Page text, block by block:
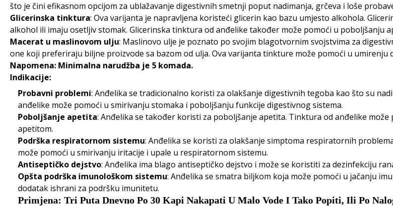
što je čini efikasnom opcijom za ublažavanje digestivnih smetnji poput nadimanja, grčeva i loše
Glicerinska tinktura: Ova varijanta je napravljena koristeći glicerin kao bazu umjesto alkohola.
alkohol ili imaju osetljiv stomak. Glicerinska tinktura od anđelike također može pomoći u poboljšanju
Macerat u maslinovom ulju: Maslinovo ulje je poznato po svojim blagotvornim svojstvima za
one koji preferiraju biljne proizvode sa bazom od ulja. Ova varijanta tinkture može pomoći u
Napomena: Minimalna narudžba je 5 komada.
Indikacije:
Probavni problemi: Anđelika se tradicionalno koristi za olakšanje digestivnih tegoba kao što su
anđelike može pomoći u smirivanju stomaka i poboljšanju funkcije digestivnog sistema.
Poboljšanje apetita: Anđelika se također koristi za poboljšanje apetita. Tinktura od anđelike
apetitom.
Podrška respiratornom sistemu: Anđelika se koristi za olakšanje simptoma respiratornih
može pomoći u smirivanju iritacije i upale u respiratornom sistemu.
Antiseptičko dejstvo: Anđelika ima blago antiseptičko dejstvo i može se koristiti za dezinfekciju
Opšta podrška imunološkom sistemu: Anđelika se smatra biljkom koja može pomoći u jačanju
dodatak ishrani za podršku imunitetu.
Primjena: Tri Puta Dnevno Po 30 Kapi Nakapati U Malo Vode I Tako Popiti, Ili Po